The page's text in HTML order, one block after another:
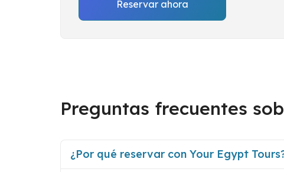
Reservar ahora
Preguntas frecuentes
¿Por qué reservar con Your Egypt